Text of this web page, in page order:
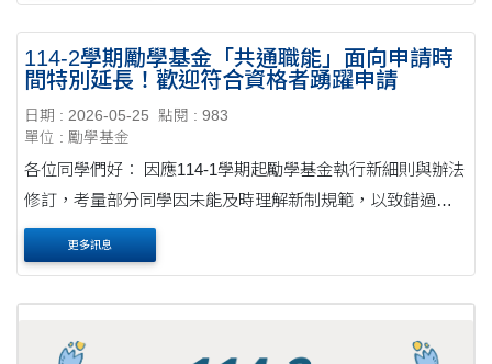
114-2學期勵學基金「共通職能」面向申請時
間特別延長！歡迎符合資格者踴躍申請
日期 : 2026-05-25
點閱 : 983
單位 : 勵學基金
各位同學們好： 因應114-1學期起勵學基金執行新細則與辦法
修訂，考量部分同學因未能及時理解新制規範，以致錯過了
114-2 學期的期初申請時間。 勵學基金辦公室決定特別延長
「共通職能」面向的申請時間！本項目....
更多訊息